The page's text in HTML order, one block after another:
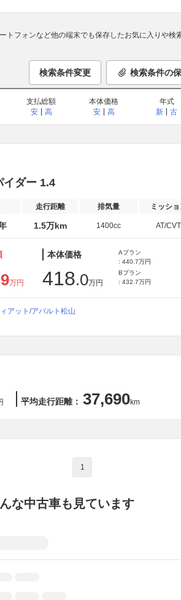
トフォンなど他の端末でも保存したお気に入りや検
検索条件変更 検索条件の
支払総額
安
高
本体価格
安
高
年式
新
古
イダー 1.4
走行距離 排気量 ミッシ
1.5万km 1400cc AT/CVT
万円
本体価格
418.0万円
Aプラン
: 440.7万円
Bプラン
: 432.7万円
アット/アバルト松山
平均走行距離： 37,690km
1
な中古車も見ています